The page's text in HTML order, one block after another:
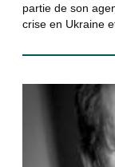
partie de son
crise en Ukraine